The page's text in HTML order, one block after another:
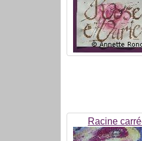
Racine